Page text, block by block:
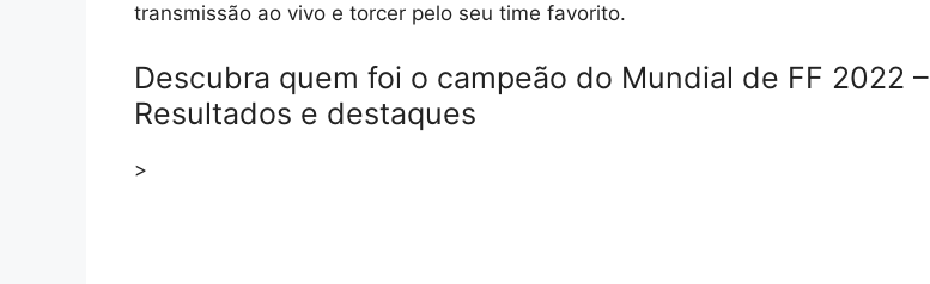
transmissão ao vivo e torcer pelo seu time favorito.
Descubra quem foi o campeão do Mundial de FF 2022 –
Resultados e destaques
>